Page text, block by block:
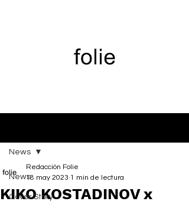
News
Cover Story
News
KIKO KOSTADINOV x
Redacción Folie
18 may 2023 1 min de lectura